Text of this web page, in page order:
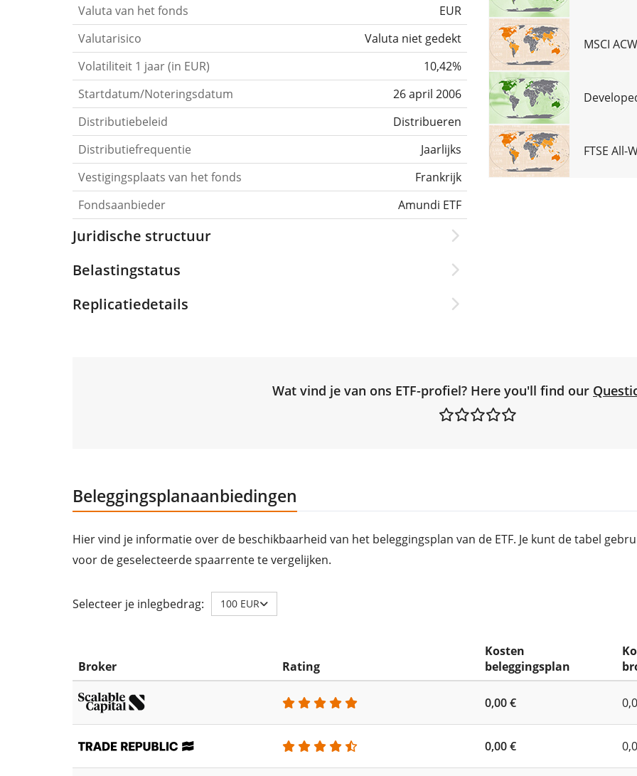
Valuta van het fonds
EUR
Valutarisico
Valuta niet gedekt
Volatiliteit 1 jaar (in EUR)
10,42%
Startdatum/Noteringsdatum
26 april 2006
Distributiebeleid
Distribueren
Distributiefrequentie
Jaarlijks
Vestigingsplaats van het fonds
Frankrijk
Fondsaanbieder
Amundi ETF
Juridische structuur
Belastingstatus
Replicatiedetails
MSCI
FTSE All-
Wat vind je van ons ETF-profiel? Here you'll find our
Beleggingsplanaanbiedingen
Hier vind je informatie over de beschikbaarheid van het beleggingsplan van de ETF. Je kunt de tabel
voor de geselecteerde spaarrente te vergelijken.
Selecteer je inlegbedrag: 100 EUR
Broker Rating
Kosten
beleggingsplan
0,00 €
0,00 €